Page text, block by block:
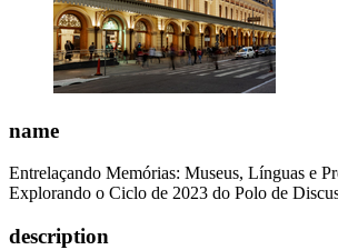
name
Entrelaçando Memórias: Museus, Línguas e
Explorando o Ciclo de 2023 do Polo de
description